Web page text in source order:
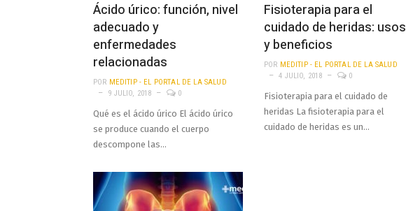
Ácido úrico: función, nivel
adecuado y
enfermedades
relacionadas
POR MEDITIP - EL PORTAL DE LA SALUD
9 JULIO, 2018
0
Qué es el ácido úrico El ácido úrico
se produce cuando el cuerpo
descompone las…
Fisioterapia para el
cuidado de heridas: usos
y beneficios
POR MEDITIP - EL PORTAL DE LA SALUD
4 JULIO, 2018
0
Fisioterapia para el cuidado de
heridas La fisioterapia para el
cuidado de heridas es un…